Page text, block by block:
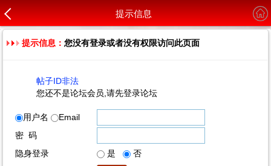
提示信息
提示信息：您没有登录或者没有权限访问此页面
帖子ID非法
您还不是论坛会员,请先登录论坛
用户名
Email
密 码
隐身登录
是
否